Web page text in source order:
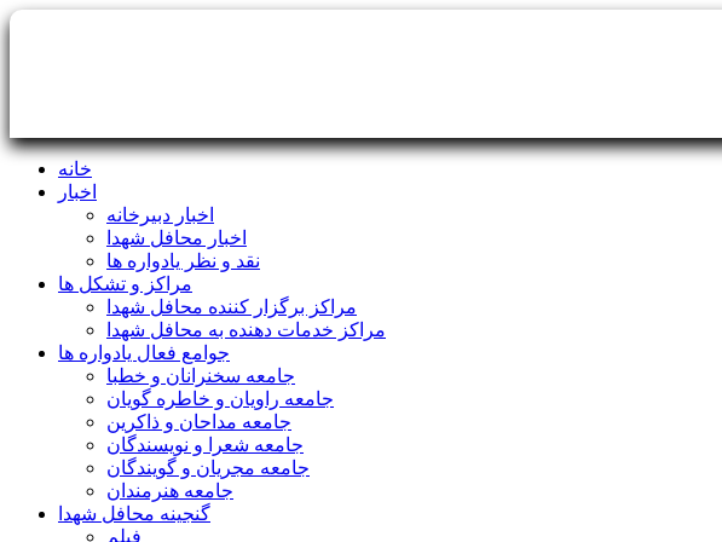
خانه
اخبار
اخبار دبیرخانه
اخبار محافل شهدا
نقد و نظر یادواره ها
مراکز و تشکل ها
مراکز برگزار کننده محافل شهدا
مراکز خدمات دهنده به محافل شهدا
جوامع فعال یادواره ها
جامعه سخنرانان و خطبا
جامعه راویان و خاطره گویان
جامعه مداحان و ذاکرین
جامعه شعرا و نویسندگان
جامعه مجریان و گویندگان
جامعه هنرمندان
گنجینه محافل شهدا
فیلم